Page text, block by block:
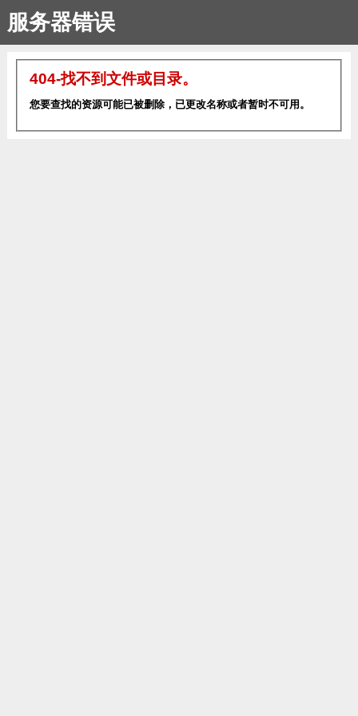
服务器错误
404-找不到文件或目录。
您要查找的资源可能已被删除，已更改名称或者暂时不可用。